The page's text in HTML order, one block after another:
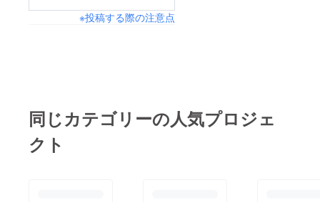
※投稿する際の注意点
同じカテゴリーの人気プロジェ
クト